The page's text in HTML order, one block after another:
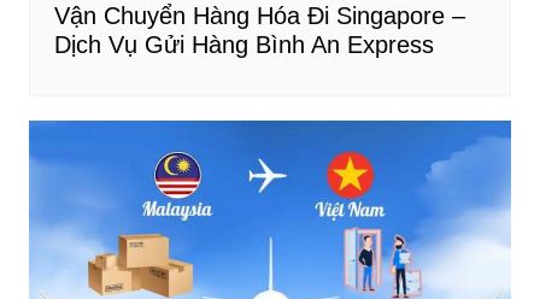
Vận Chuyển Hàng Hóa Đi Singapore –
Dịch Vụ Gửi Hàng Bình An Express